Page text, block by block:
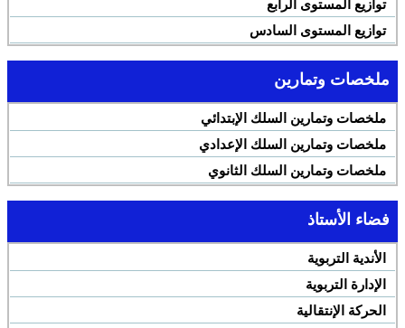
توازيع المستوى الرابع
توازيع المستوى السادس
ملخصات وتمارين
ملخصات وتمارين السلك الإبتدائي
ملخصات وتمارين السلك الإعدادي
ملخصات وتمارين السلك الثانوي
فضاء الأستاذ
الأندية التربوية
الإدارة التربوية
الحركة الإنتقالية